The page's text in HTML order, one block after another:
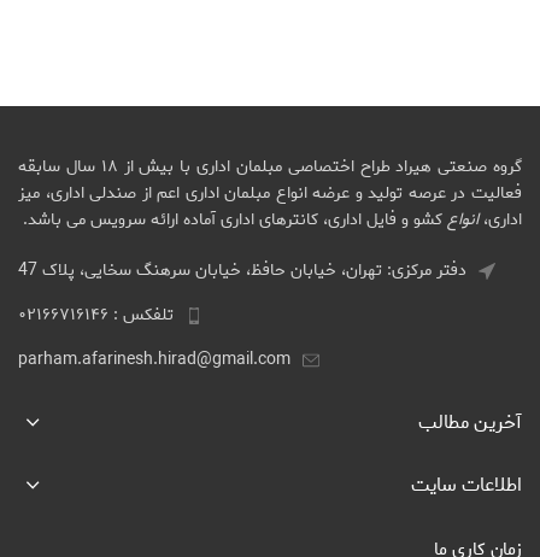
گروه صنعتی هیراد طراح اختصاصی مبلمان اداری با بیش از ۱۸ سال سابقه
فعالیت در عرصه تولید و عرضه انواع مبلمان اداری اعم از صندلی اداری، میز
اداری،انواعکشو و فایل اداری، کانترهای اداری آماده ارائه سرویس می باشد.
دفتر مرکزی: تهران، خیابان حافظ، خیابان سرهنگ سخایی، پلاک 47
تلفکس : ۰۲۱۶۶۷۱۶۱۴۶
parham.afarinesh.hirad@gmail.com
آخرین مطالب
اطلاعات سایت
زمان کاری ما